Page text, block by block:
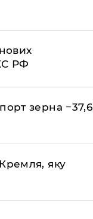
РФ
зерна −37,6
яку